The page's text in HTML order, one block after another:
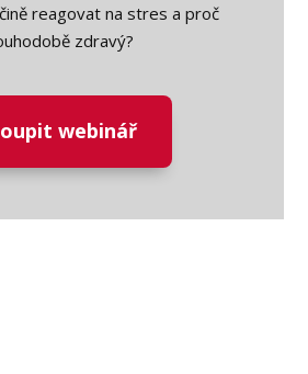
reagovat na stres a proč
zdravý?
webinář